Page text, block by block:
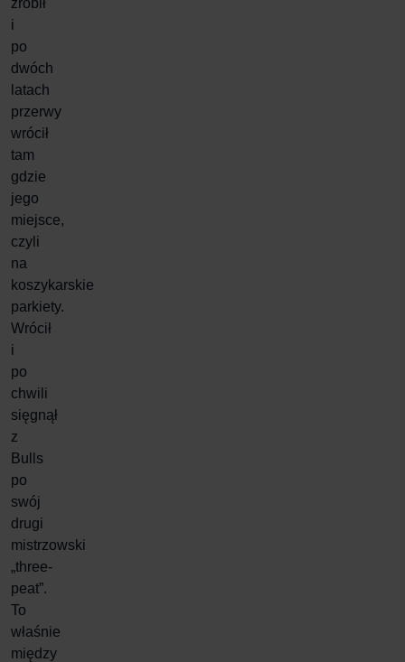
zrobił
i
po
dwóch
latach
przerwy
wrócił
tam
gdzie
jego
miejsce,
czyli
na
koszykarskie
parkiety.
Wrócił
i
po
chwili
sięgnął
z
Bulls
po
swój
drugi
mistrzowski
„three-
peat”.
To
właśnie
między